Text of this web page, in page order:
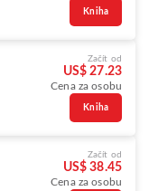
Kniha
Začít od
US$ 27.23
Cena za osobu
Kniha
Začít od
US$ 38.45
Cena za osobu